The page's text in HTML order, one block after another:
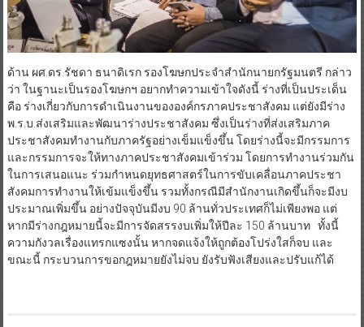
ด้าน ผศ.ดร.รัชดา ธนาดิเรก รองโฆษกประจำสำนักนายกรัฐมนตรี กล่าว
ว่า ในฐานะเป็นรองโฆษกฯ อยากทำความเข้าใจดังนี้ ร่างที่เป็นประเด็น
คือ ร่างเกี่ยวกับการดำเนินงานขององค์กรภาคประชาสังคม แต่ยังมีร่าง
พ.ร.บ.ส่งเสริมและพัฒนาร่างประชาสังคม ซึ่งเป็นร่างที่ส่งเสริมภาค
ประชาสังคมทำงานกับภาครัฐอย่างเข็มแข็งขึ้น โดยร่างนี้จะมีกรรมการ
และกรรมการจะให้ทางภาคประชาสังคมเข้าร่วม โดยการทำงานร่วมกัน
ในการเสนอแนะ ร่วมกำหนดยุทธศาสตร์ในการขับเคลื่อนภาคประชา
สังคมการทำงานให้เข้มแข็งขึ้น รวมทั้งกรณีมีสำนักงานเกิดขึ้นก็จะมีงบ
ประมาณเพิ่มขึ้น อย่างปัจจุบันมีงบ 90 ล้านทั่วประเทศก็ไม่เพียงพอ แต่
หากมีร่างกฎหมายนี้จะมีการจัดสรรงบเพิ่มให้ปีละ 150 ล้านบาท ทั้งนี้
ความกังวลเรื่องแทรกแซงนั้น หากจดแจ้งให้ถูกต้องโปร่งใสก็จบ และ
ขณะนี้ กระบวนการขอกฎหมายยังไม่จบ ยังรับฟังเสียงและปรับแก้ได้